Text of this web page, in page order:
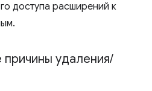
доступа расширений к
удаления/